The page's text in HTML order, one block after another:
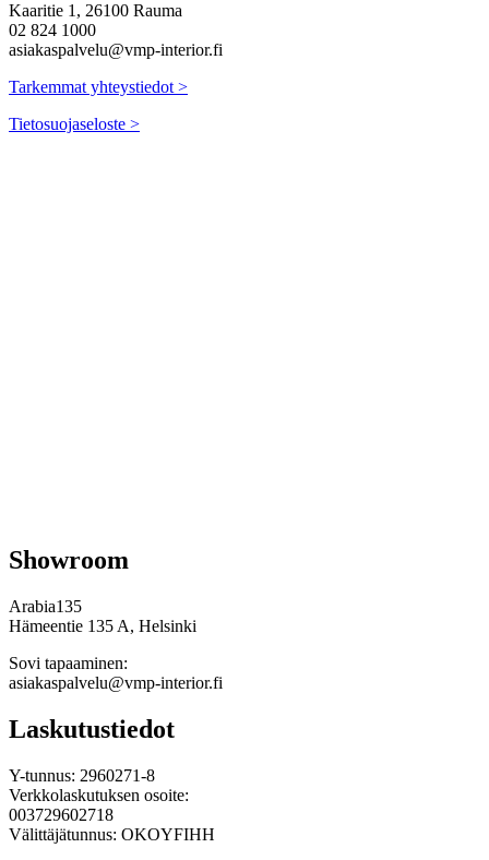
Kaaritie 1, 26100 Rauma
02 824 1000
asiakaspalvelu@vmp-interior.fi
Tarkemmat yhteystiedot >
Tietosuojaseloste >
Showroom
Arabia135
Hämeentie 135 A, Helsinki
Sovi tapaaminen:
asiakaspalvelu@vmp-interior.fi
Laskutustiedot
Y-tunnus: 2960271-8
Verkkolaskutuksen osoite:
003729602718
Välittäjätunnus: OKOYFIHH